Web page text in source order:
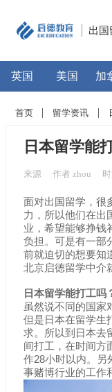
出国
英国 美国 加
首页 留学资讯
日本留学能
来源 作者 zhou
面对出国留学，很
力，所以他们在出
业，希望能够挣钱
负担。可是有一部
前就迫切的想要知
北京启德留学中介
日本留学能打工吗
虽然说不同的国家
但是日本在留学生
求。所以到日本去
间打工，在时间方
作28小时以内。另
事赌博行业的工作